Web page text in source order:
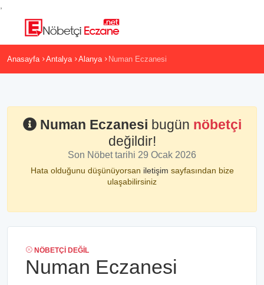
Anasayfa Antalya Alanya Numan Eczanesi
Numan Eczanesi bugün nöbetçi
değildir!
Son Nöbet tarihi 29 Ocak 2026
Hata olduğunu düşünüyorsan iletişim sayfasından bize
ulaşabilirsiniz
NÖBETÇI DEĞIL
Numan Eczanesi